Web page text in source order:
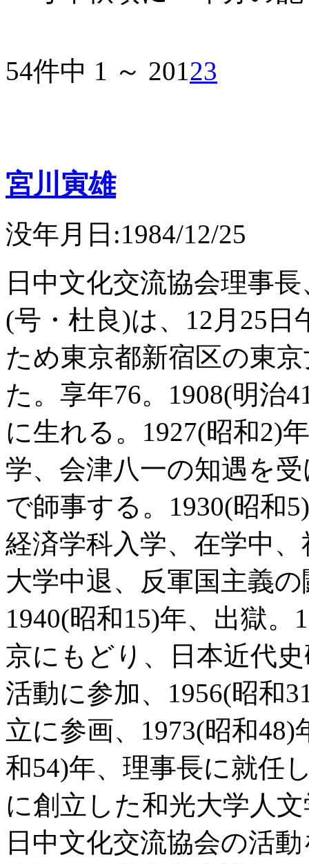
54件中 1 ～ 20123
宮川寅雄
没年月日:1984/12/25
日中文化交流協会理事
(号・杜良)は、12月25
ため東京都新宿区の東
た。享年76。1908(明治
に生れる。1927(昭和2)
学、会津八一の知遇を
で師事する。1930(昭和
経済学科入学、在学中
大学中退、反軍国主義
1940(昭和15)年、出獄
京にもどり、日本近代
活動に参加、1956(昭和
立に参画、1973(昭和
和54)年、理事長に就任
に創立した和光大学人
日中文化交流協会の活